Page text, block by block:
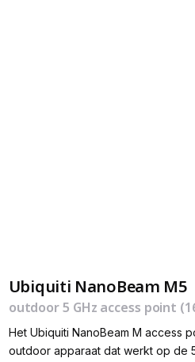
Ubiquiti NanoBeam M5
outdoor 5 GHz access point
Het Ubiquiti NanoBeam M access
outdoor apparaat dat werkt op de